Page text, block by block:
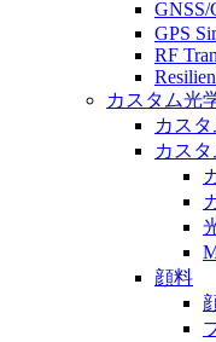
GPS
RF
カスタム光
カス
カス
顔料